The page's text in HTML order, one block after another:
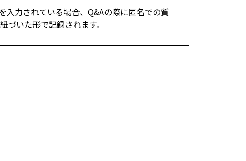
力されている場合、Q&Aの際に匿名での質
いた形で記録されます。